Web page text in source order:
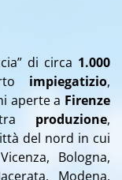
di circa 1.000
impiegatizio,
aperte a Firenze
produzione,
del nord in cui
Bologna,
Modena,